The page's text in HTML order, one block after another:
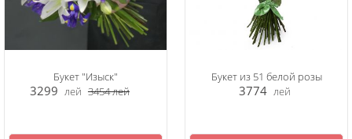
Букет "Изыск"
3299 лей 3454лей
Букет из 51 белой розы
3774 лей